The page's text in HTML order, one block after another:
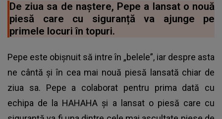
De ziua sa de naștere, Pepe a lansat o nouă
piesă care cu siguranță va ajunge pe
primele locuri în topuri.
Pepe este obișnuit să intre în „belele”, iar despre asta
ne cântă și în cea mai nouă piesă lansată chiar de
ziua sa. Pepe a colaborat pentru prima dată cu
echipa de la HAHAHA și a lansat o piesă care cu